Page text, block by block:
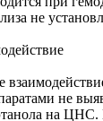
не
не
на